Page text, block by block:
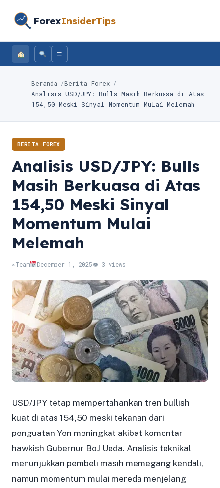
ForexInsiderTips
☰
Beranda
Berita Forex
Analisis USD/JPY: Bulls Masih Berkuasa di Atas
154,50 Meski Sinyal Momentum Mulai Melemah
BERITA FOREX
Analisis USD/JPY: Bulls
Masih Berkuasa di Atas
154,50 Meski Sinyal
Momentum Mulai
Melemah
✍️Team December 1, 2025👁 3 views
USD/JPY tetap mempertahankan tren bullish
kuat di atas 154,50 meski tekanan dari
penguatan Yen meningkat akibat komentar
hawkish Gubernur BoJ Ueda. Analisis teknikal
menunjukkan pembeli masih memegang kendali,
namun momentum mulai mereda menjelang